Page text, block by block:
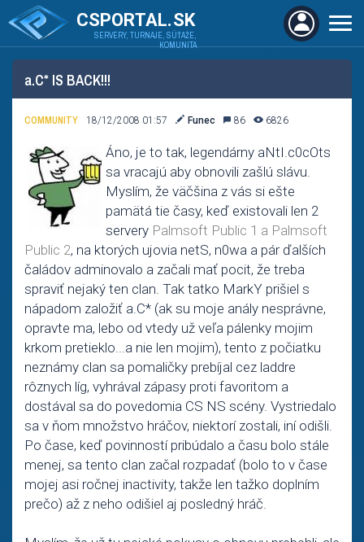
CSPORTAL.SK
SERVERY, TURNAJE, SÚŤAŽE,
KOMUNITA
a.C* IS BACK!!!
COMMUNITY 18/12/2008 01:57 Funec 86 6826
Áno, je to tak, legendárny aNtI.c0cOts
sa vracajú aby obnovili zašlú slávu.
Myslím, že väčšina z vás si ešte
pamätá tie časy, keď existovali len 2
servery Palmsoft Public 1 a Palmsoft
Public 2, na ktorých ujovia netS, n0wa a pár ďalších
čaládov adminovalo a začali mať pocit, že treba
spraviť nejaký ten clan. Tak tatko MarkY prišiel s
nápadom založiť a.C* (ak su moje anály nesprávne,
opravte ma, lebo od vtedy už veľa pálenky mojim
krkom pretieklo...a nie len mojim), tento z počiatku
neznámy clan sa pomaličky prebíjal cez laddre
rôznych líg, vyhrával zápasy proti favoritom a
dostával sa do povedomia CS NS scény. Vystriedalo
sa v ňom množstvo hráčov, niektorí zostali, iní odišli.
Po čase, keď povinností pribúdalo a času bolo stále
menej, sa tento clan začal rozpadať (bolo to v čase
mojej asi ročnej inactivity, takže len tažko doplním
prečo) až z neho odišiel aj posledný hráč.